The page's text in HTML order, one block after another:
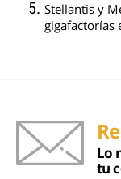
Stellantis y
gigafactorías
Lo
tu